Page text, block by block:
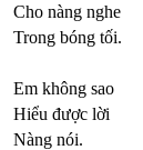
Cho nàng nghe
Trong bóng tối.
Em không sao
Hiểu được lời
Nàng nói.